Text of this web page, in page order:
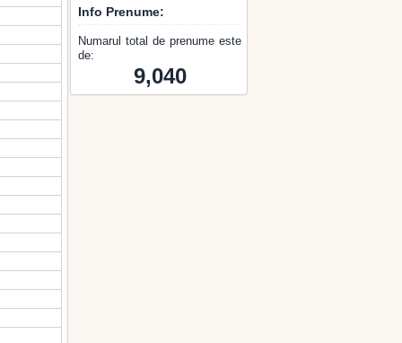
Info Prenume:
Numarul total de prenume este
de:
9,040